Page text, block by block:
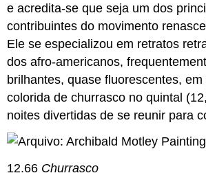
e acredita-se que seja um dos
contribuintes do movimento
Ele se especializou em retratos
dos afro-americanos,
brilhantes, quase fluorescentes,
colorida de churrasco no quintal
noites divertidas de se reunir para
12.66 Churrasco